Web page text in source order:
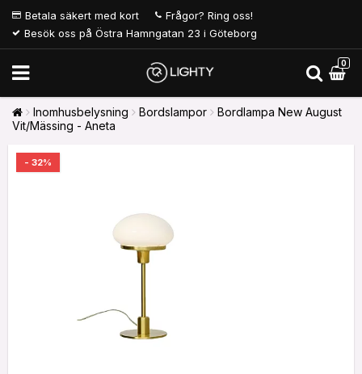
Betala säkert med kort
Frågor? Ring oss!
Besök oss på Östra Hamngatan 23 i Göteborg
0
Inomhusbelysning Bordslampor
Bordlampa New August
Vit/Mässing - Aneta
- 32%